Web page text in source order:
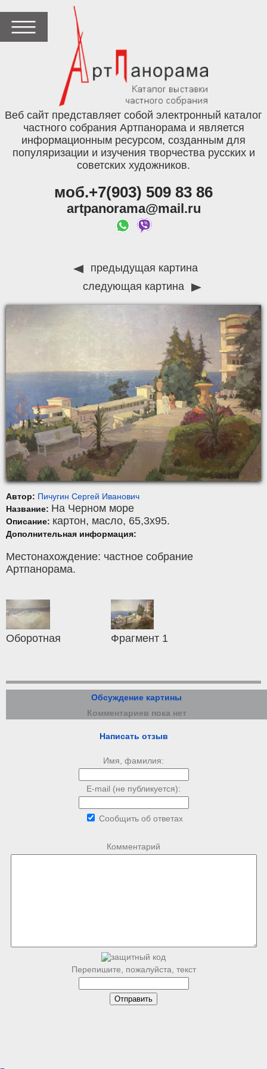
Веб сайт представляет собой электронный каталог
частного собрания Артпанорама и является
информационным ресурсом, созданным для
популяризации и изучения творчества русских и
советских художников.
моб.+7(903) 509 83 86
artpanorama@mail.ru
предыдущая картина
следующая картина
Автор: Пичугин Сергей Иванович
Название: На Черном море
Описание: картон, масло, 65,3x95.
Дополнительная информация:
Местонахождение: частное собрание
Артпанорама.
Оборотная Фрагмент 1
Обсуждение картины
Комментариев пока нет
Написать отзыв
Имя, фамилия:
E-mail (не публикуется):
Сообщить об ответах
Комментарий
Перепишите, пожалуйста, текст